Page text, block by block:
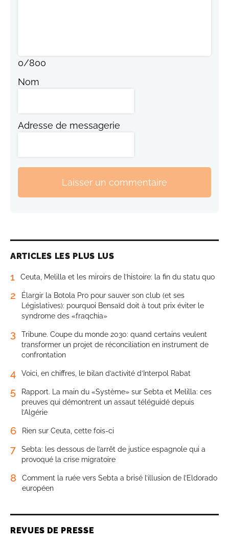
0/800
Nom
Adresse de messagerie
Laisser un commentaire
ARTICLES LES PLUS LUS
1 Ceuta, Melilla et les miroirs de l’histoire: la fin du statu quo
2
Élargir la Botola Pro pour sauver son club (et ses
Législatives): pourquoi Bensaïd doit à tout prix éviter le
syndrome des «fraqchia»
3
Tribune. Coupe du monde 2030: quand certains veulent
transformer un projet de réconciliation en instrument de
confrontation
4 Voici, en chiffres, le bilan d’activité d’Interpol Rabat
5
Rapport. La main du «Système» sur Sebta et Melilla: ces
preuves qui démontrent un assaut téléguidé depuis
l’Algérie
6 Rien sur Ceuta, cette fois-ci
7
Sebta: les dessous de l’arrêt de justice espagnole qui a
provoqué la crise migratoire
8
Comment la ruée vers Sebta a brisé l’illusion de l’Eldorado
européen
REVUES DE PRESSE